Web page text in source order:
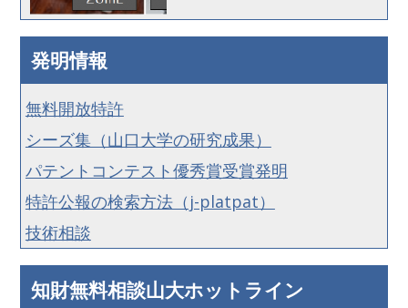
発明情報
無料開放特許
シーズ集（山口大学の研究成果）
パテントコンテスト優秀賞受賞発明
特許公報の検索方法（j-platpat）
技術相談
知財無料相談山大ホットライン